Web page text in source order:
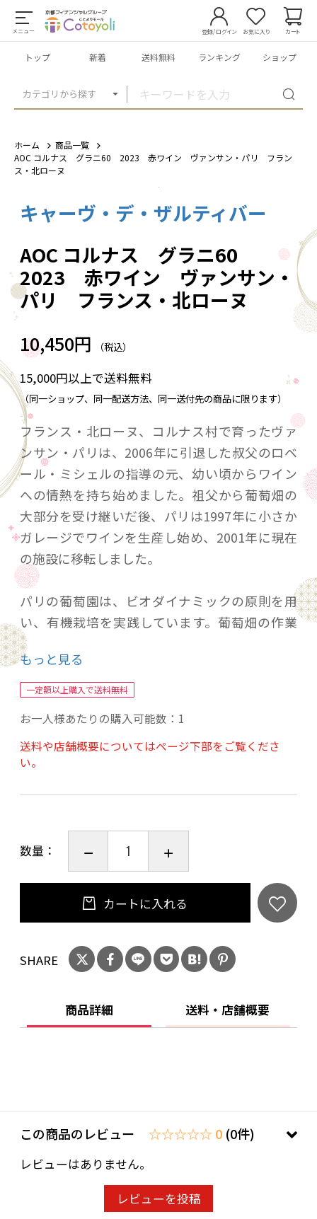
メニュー
カテゴリから探す
登録/ログイン お気に入り カート
トップ 新着 送料無料 ランキング ショップ
ホーム
商品一覧
AOC コルナス グラニ60 2023 赤ワイン ヴァンサン・パリ フラン
ス・北ローヌ
キャーヴ・デ・ザルティバー
AOC コルナス グラニ60
2023 赤ワイン ヴァンサン・
パリ フランス・北ローヌ
10,450円 （税込）
15,000円以上で送料無料
（同一ショップ、同一配送方法、同一送付先の商品に限ります）
フランス・北ローヌ、コルナス村で育ったヴァ
ンサン・パリは、2006年に引退した叔父のロベ
ール・ミシェルの指導の元、幼い頃からワイン
への情熱を持ち始めました。祖父から葡萄畑の
大部分を受け継いだ後、パリは1997年に小さか
ガレージでワインを生産し始め、2001年に現在
の施設に移転しました。
パリの葡萄園は、ビオダイナミックの原則を用
い、有機栽培を実践しています。葡萄畑の作業
と収穫は全て手作業で行われ、醸造はキュヴェ
に応じて部分除梗と全房の組み合わせで行われ
ます。パリはステンレスタンクとバリック樽の
このワインは、傾斜度60°の花崗岩の丘の中腹に
位置し、平均樹齢60年の若い葡萄、シラー種
100％から造られます。黒系果実やスパイスの香
20年の保存熟成のポテンシャルを持つワインで
す。
非常に深いルビー色、黒系果実とスパイスの香
り、フルーティでスパイシー、白胡椒、柔らか
店は20歳未満の方への酒類の販売はいたしてお
りません。
は、お問い合わせ欄への入力は不要です。
もっと見る
一定額以上購入で送料無料
お一人様あたりの購入可能数：1
送料や店舗概要についてはページ下部をご覧くださ
い。
数量：
カートに入れる
SHARE
商品詳細 送料・店舗概要
この商品のレビュー ☆☆☆☆☆ 0 (0件)
レビューはありません。
レビューを投稿